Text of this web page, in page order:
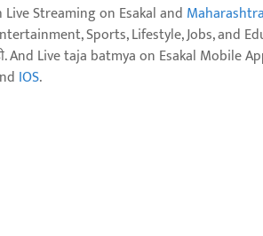
Live Streaming on Esakal and
Sports, Lifestyle, Jobs, and
And Live taja batmya on Esakal
IOS.